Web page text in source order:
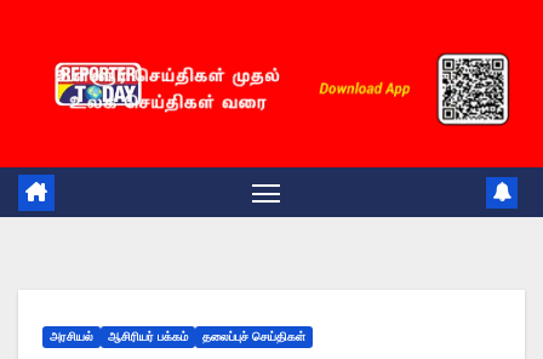
content
அரசியல் ஆசிரியர் பக்கம் தலைப்புச் செய்திகள்